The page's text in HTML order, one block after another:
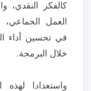
كالفكر النقدي،
العمل
في تحسين أداء
خلال البرمجة.
واستعدادا لهذه